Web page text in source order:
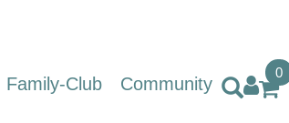
Family-Club Community
0